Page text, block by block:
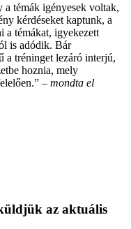
a témák igényesek voltak,
kérdéseket kaptunk, a
a témákat, igyekezett
is adódik. Bár
a tréninget lezáró interjú,
hoznia, mely
– mondta el
az aktuális